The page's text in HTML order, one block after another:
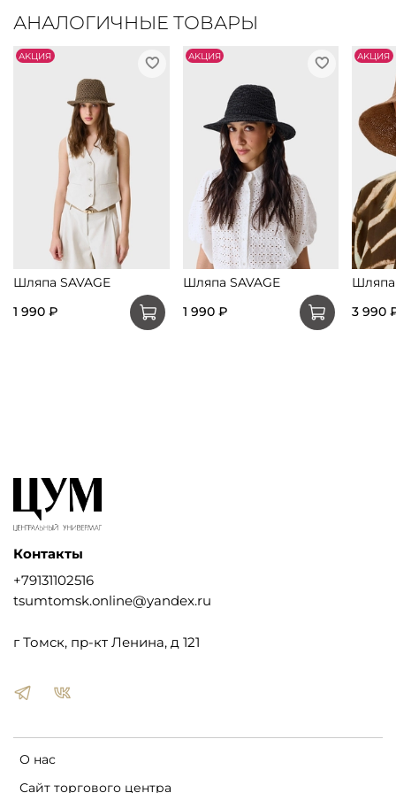
АНАЛОГИЧНЫЕ ТОВАРЫ
АKЦИЯ
Шляпа SAVAGE
1 990 ₽
АKЦИЯ
Шляпа SAVAGE
1 990 ₽
АKЦИЯ
Шляпа
3 990
О нас
Сайт торгового центра
Контакты
+79131102516
tsumtomsk.online@yandex.ru
г Томск, пр-кт Ленина, д 121